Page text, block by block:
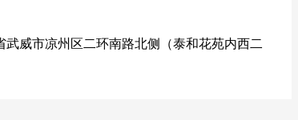
威市凉州区二环南路北侧（泰和花苑内西二